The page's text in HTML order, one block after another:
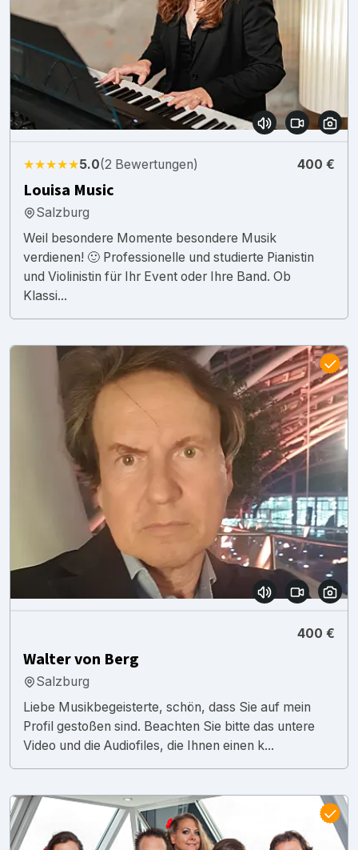
★★★★★5.0(2 Bewertungen) 400 €
Louisa Music
Salzburg
Weil besondere Momente besondere Musik
verdienen! 🙂 Professionelle und studierte Pianistin
und Violinistin für Ihr Event oder Ihre Band. Ob
Klassi...
400 €
Walter von Berg
Salzburg
Liebe Musikbegeisterte, schön, dass Sie auf mein
Profil gestoßen sind. Beachten Sie bitte das untere
Video und die Audiofiles, die Ihnen einen k...